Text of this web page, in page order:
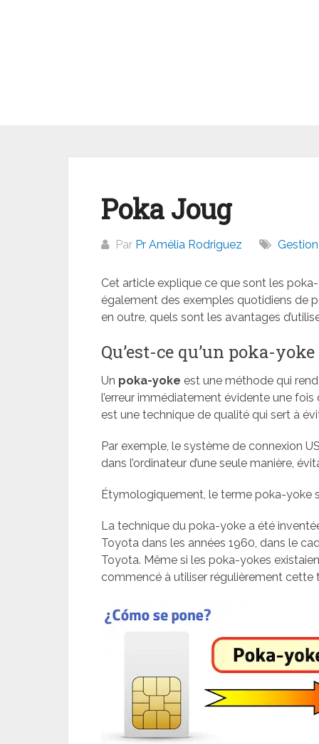
Poka Joug
Par Pr Amélia Rodriguez
Cet article explique ce que sont les
également des exemples quotidiens de
en outre, quels sont les avantages
Qu’est-ce qu’un poka-yoke
Un poka-yoke est une méthode qui
l’erreur immédiatement évidente une
est une technique de qualité qui sert à
Par exemple, le système de connexion
dans l’ordinateur d’une seule manière,
Étymologiquement, le terme poka-yoke
La technique du poka-yoke a été
Toyota dans les années 1960, dans le
Toyota. Même si les poka-yokes
commencé à utiliser régulièrement